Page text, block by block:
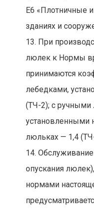
Е6 «Плотничные
зданиях и
13. При
люлек к Нормы
принимаются
лебедками,
(ТЧ-2); с ручными
установленными
люльках — 1,4
14.
опускания
нормами